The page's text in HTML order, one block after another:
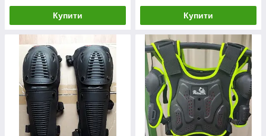
Купити Купити